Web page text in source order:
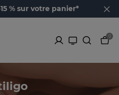
% sur votre panier*
0